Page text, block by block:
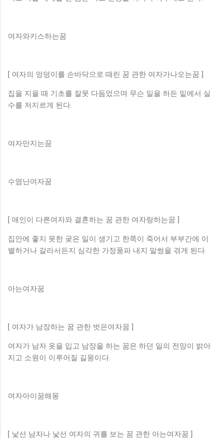
여자와키스하는꿈
[ 여자의 엉덩이를 손바닥으로 때린 꿈 관한 여자가나오는꿈 ]
집을 지을 때 기초를 잘못 다듬었으며 무슨 일을 하든 밑에서 실
수를 저지르게 된다.
여자만지는꿈
수염난여자꿈
[ 애인이 다른여자와 결혼하는 꿈 관한 여자랑하는꿈 ]
집안에 좋지 못한 궂은 일이 생기고 한쪽이 죽어서 부부간에 이
별하거나 갈라서든지 심각한 가정풍파 내지 말썽을 겪게 된다.
아는여자꿈
[ 여자가 남장하는 꿈 관한 벗은여자꿈 ]
여자가 남자 옷을 입고 남장을 하는 꿈은 하던 일의 전망이 밝아
지고 소원이 이루어질 길몽이다.
여자아이꿈해몽
[ 낯선 남자나 낯선 여자의 귀를 보는 꿈 관한 아는여자꿈 ]